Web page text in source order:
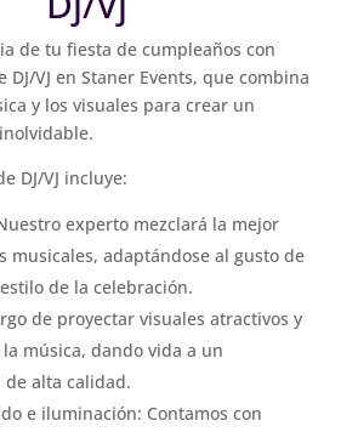
de tu fiesta de cumpleaños con
DJ/VJ en Staner Events, que combina
y los visuales para crear un
DJ/VJ incluye:
experto mezclará la mejor
musicales, adaptándose al gusto de
de la celebración.
de proyectar visuales atractivos y
música, dando vida a un
de alta calidad.
e iluminación: Contamos con